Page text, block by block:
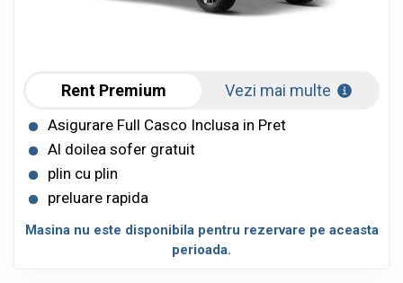
Rent Premium Vezi mai multe
Asigurare Full Casco Inclusa in Pret
Al doilea sofer gratuit
plin cu plin
preluare rapida
Masina nu este disponibila pentru rezervare pe aceasta
perioada.